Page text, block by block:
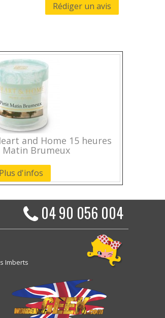
Rédiger un avis
and Home 15 heures
Brumeux
Plus d'infos
04 90 056 004
Imberts